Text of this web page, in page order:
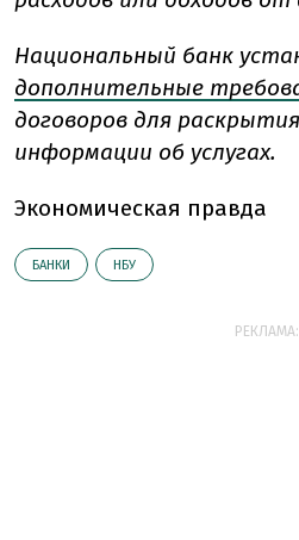
Национальный банк
дополнительные
договоров для
информации об услугах.
Экономическая правда
БАНКИ НБУ
РЕКЛАМА: